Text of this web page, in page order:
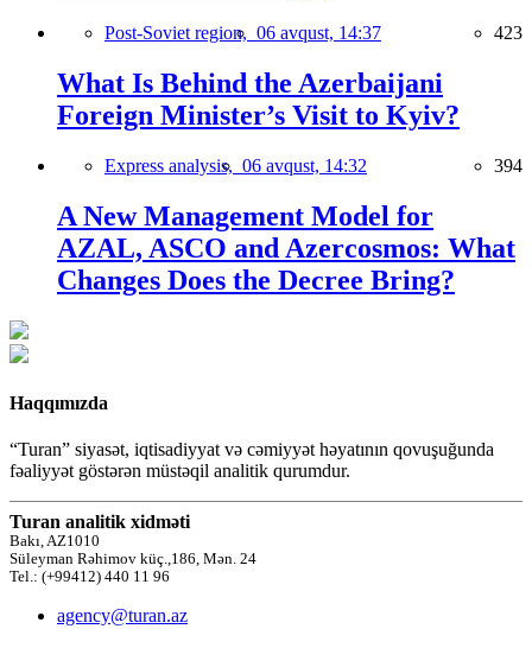
Post-Soviet region, 06 avqust, 14:37 423
What Is Behind the Azerbaijani
Foreign Minister’s Visit to Kyiv?
Express analysis, 06 avqust, 14:32 394
A New Management Model for
AZAL, ASCO and Azercosmos: What
Changes Does the Decree Bring?
Haqqımızda
“Turan” siyasət, iqtisadiyyat və cəmiyyət həyatının qovuşuğunda
fəaliyyət göstərən müstəqil analitik qurumdur.
Turan analitik xidməti
Bakı, AZ1010
Süleyman Rəhimov küç.,186, Mən. 24
Tel.: (+99412) 440 11 96
agency@turan.az